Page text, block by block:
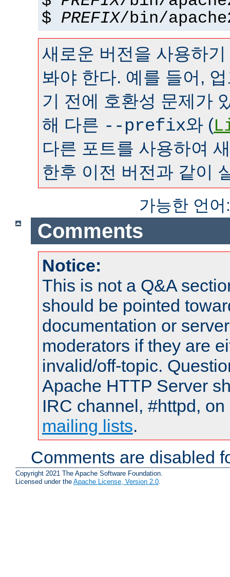
$ PREFIX/bin/
새로운 버전을 사용하
봐야 한다. 예를 들어,
기 전에 호환성 문제가
해 다른 --prefix와 (
다른 포트를 사용하여
한후 이전 버전과 같이
가능한 언
Comments
Notice:
This is not a Q&A
should be pointed
documentation or
moderators if they are
invalid/off-topic.
Apache HTTP Server
IRC channel, #httpd,
mailing lists.
Comments are disabled
Copyright 2021 The Apache Software Foundation.
Licensed under the Apache License, Version 2.0